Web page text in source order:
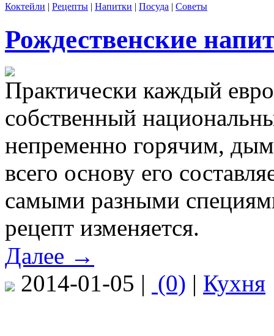
Коктейли | Рецепты | Напитки | Посуда | Советы
Рождественские
Практически каждый
собственный
непременно горячим,
всего основу его
самыми разными
рецепт изменяется.
Далее →
2014-01-05 | (0) | Кухня